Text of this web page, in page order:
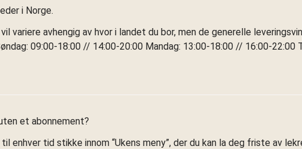
i Norge.
variere avhengig av hvor i landet du bor, men de generelle
09:00-18:00 // 14:00-20:00 Mandag: 13:00-18:00 // 16:00-22:00
et abonnement?
til enhver tid stikke innom “Ukens meny”, der du kan la deg friste av